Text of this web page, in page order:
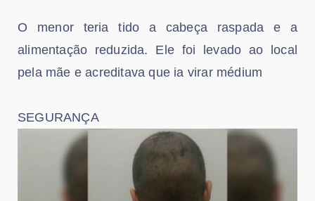
O menor teria tido a cabeça raspada e a
alimentação reduzida. Ele foi levado ao local
pela mãe e acreditava que ia virar médium
SEGURANÇA